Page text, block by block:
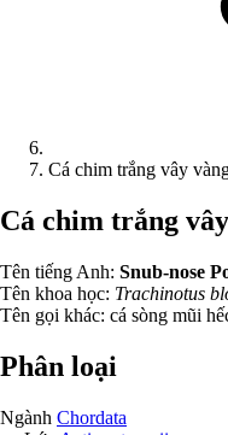
Cá chim trắng vây
Cá chim trắng
Tên tiếng Anh: Snub-nose
Tên khoa học: Trachinotus
Tên gọi khác: cá sòng mũi
Phân loại
Ngành Chordata